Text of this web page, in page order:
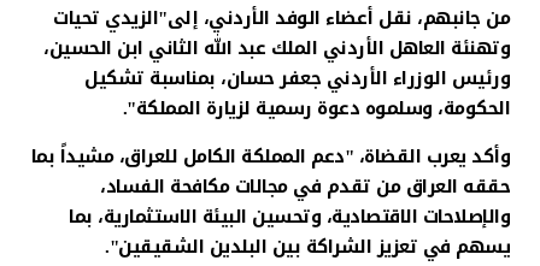
من جانبهم، نقل أعضاء الوفد الأردني، إلى"الزيدي تحيات
وتهنئة العاهل الأردني الملك عبد الله الثاني ابن الحسين،
ورئيس الوزراء الأردني جعفر حسان، بمناسبة تشكيل
الحكومة، وسلموه دعوة رسمية لزيارة المملكة".
وأكد يعرب القضاة، "دعم المملكة الكامل للعراق، مشيداً بما
حققه العراق من تقدم في مجالات مكافحة الفساد،
والإصلاحات الاقتصادية، وتحسين البيئة الاستثمارية، بما
يسهم في تعزيز الشراكة بين البلدين الشقيقين".